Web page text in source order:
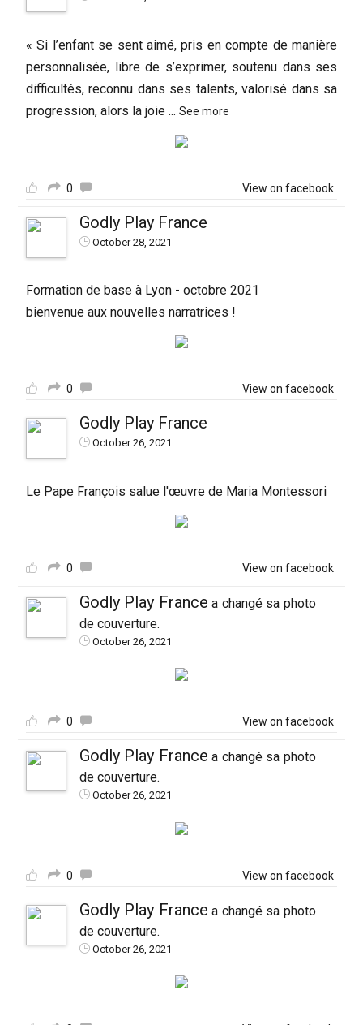
« Si l’enfant se sent aimé, pris en compte de manière
personnalisée, libre de s’exprimer, soutenu dans ses
difficultés, reconnu dans ses talents, valorisé dans sa
progression, alors la joie ... See more
0 View on facebook
Godly Play France
October 28, 2021
Formation de base à Lyon - octobre 2021
bienvenue aux nouvelles narratrices !
0 View on facebook
Godly Play France
October 26, 2021
Le Pape François salue l'œuvre de Maria Montessori
0 View on facebook
Godly Play France a changé sa photo
de couverture.
October 26, 2021
0 View on facebook
Godly Play France a changé sa photo
de couverture.
October 26, 2021
0 View on facebook
Godly Play France a changé sa photo
de couverture.
October 26, 2021